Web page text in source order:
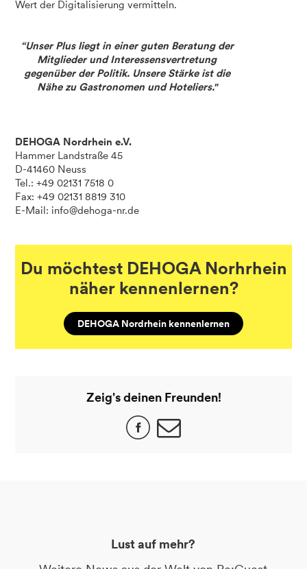
Wert der Digitalisierung vermitteln.
“Unser Plus liegt in einer guten Beratung der
Mitglieder und Interessensvertretung
gegenüber der Politik. Unsere Stärke ist die
Nähe zu Gastronomen und Hoteliers."
DEHOGA Nordrhein e.V.
Hammer Landstraße 45
D-41460 Neuss
Tel.: +49 02131 7518 0
Fax: +49 02131 8819 310
E-Mail: info@dehoga-nr.de
Du möchtest DEHOGA Norhrhein
näher kennenlernen?
DEHOGA Nordrhein kennenlernen
Zeig's deinen Freunden!
Lust auf mehr?